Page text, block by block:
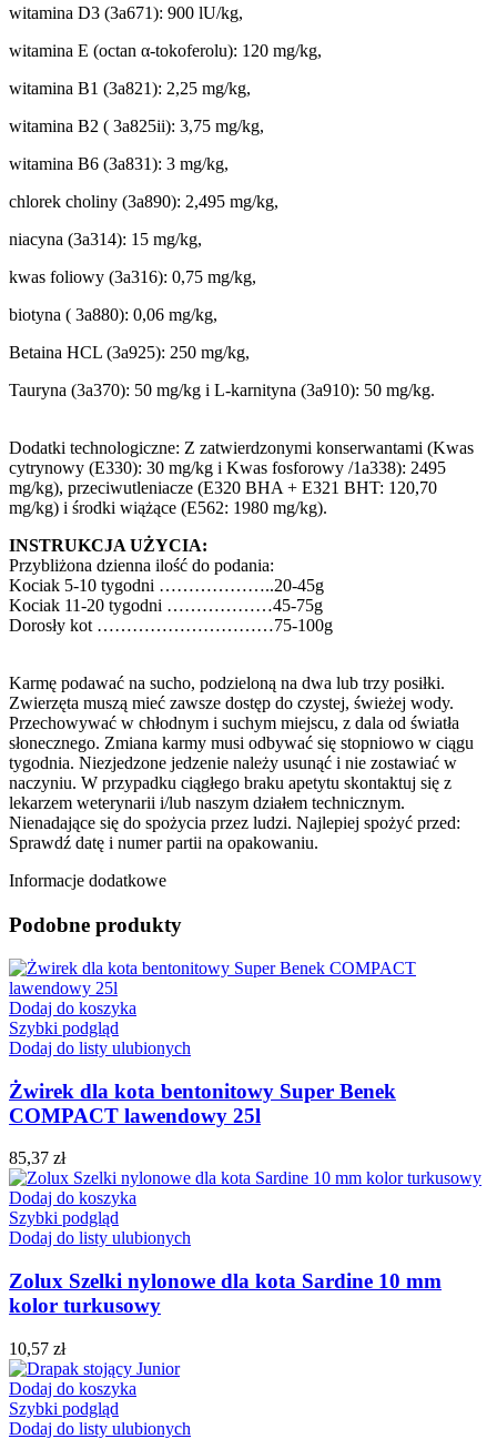
witamina D3 (3a671): 900 lU/kg,
witamina E (octan α-tokoferolu): 120 mg/kg,
witamina B1 (3a821): 2,25 mg/kg,
witamina B2 ( 3a825ii): 3,75 mg/kg,
witamina B6 (3a831): 3 mg/kg,
chlorek choliny (3a890): 2,495 mg/kg,
niacyna (3a314): 15 mg/kg,
kwas foliowy (3a316): 0,75 mg/kg,
biotyna ( 3a880): 0,06 mg/kg,
Betaina HCL (3a925): 250 mg/kg,
Tauryna (3a370): 50 mg/kg i L-karnityna (3a910): 50 mg/kg.
Dodatki technologiczne: Z zatwierdzonymi konserwantami (Kwas
cytrynowy (E330): 30 mg/kg i Kwas fosforowy /1a338): 2495
mg/kg), przeciwutleniacze (E320 BHA + E321 BHT: 120,70
mg/kg) i środki wiążące (E562: 1980 mg/kg).
INSTRUKCJA UŻYCIA:
Przybliżona dzienna ilość do podania:
Kociak 5-10 tygodni ………………..20-45g
Kociak 11-20 tygodni ………………45-75g
Dorosły kot …………………………75-100g
Karmę podawać na sucho, podzieloną na dwa lub trzy posiłki.
Zwierzęta muszą mieć zawsze dostęp do czystej, świeżej wody.
Przechowywać w chłodnym i suchym miejscu, z dala od światła
słonecznego. Zmiana karmy musi odbywać się stopniowo w ciągu
tygodnia. Niezjedzone jedzenie należy usunąć i nie zostawiać w
naczyniu. W przypadku ciągłego braku apetytu skontaktuj się z
lekarzem weterynarii i/lub naszym działem technicznym.
Nienadające się do spożycia przez ludzi. Najlepiej spożyć przed:
Sprawdź datę i numer partii na opakowaniu.
Informacje dodatkowe
Podobne produkty
Dodaj do koszyka
Szybki podgląd
Dodaj do listy ulubionych
Żwirek dla kota bentonitowy Super Benek
COMPACT lawendowy 25l
85,37 zł
Dodaj do koszyka
Szybki podgląd
Dodaj do listy ulubionych
Zolux Szelki nylonowe dla kota Sardine 10 mm
kolor turkusowy
10,57 zł
Dodaj do koszyka
Szybki podgląd
Dodaj do listy ulubionych